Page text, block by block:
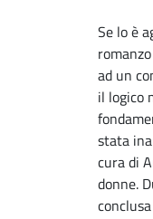
Se lo è
ad un
il logico
stata
cura di
donne.